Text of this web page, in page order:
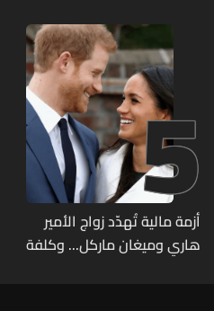
5
أزمة مالية تُهدّد زواج الأمير
هاري وميغان ماركل... وكلفة